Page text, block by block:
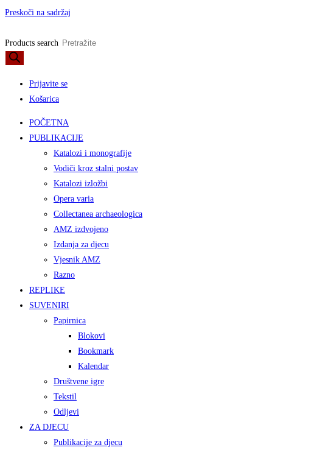
Preskoči na sadržaj
Products search
Prijavite se
Košarica
POČETNA
PUBLIKACIJE
Katalozi i monografije
Vodiči kroz stalni postav
Katalozi izložbi
Opera varia
Collectanea archaeologica
AMZ izdvojeno
Izdanja za djecu
Vjesnik AMZ
Razno
REPLIKE
SUVENIRI
Papirnica
Blokovi
Bookmark
Kalendar
Društvene igre
Tekstil
Odljevi
ZA DJECU
Publikacije za djecu